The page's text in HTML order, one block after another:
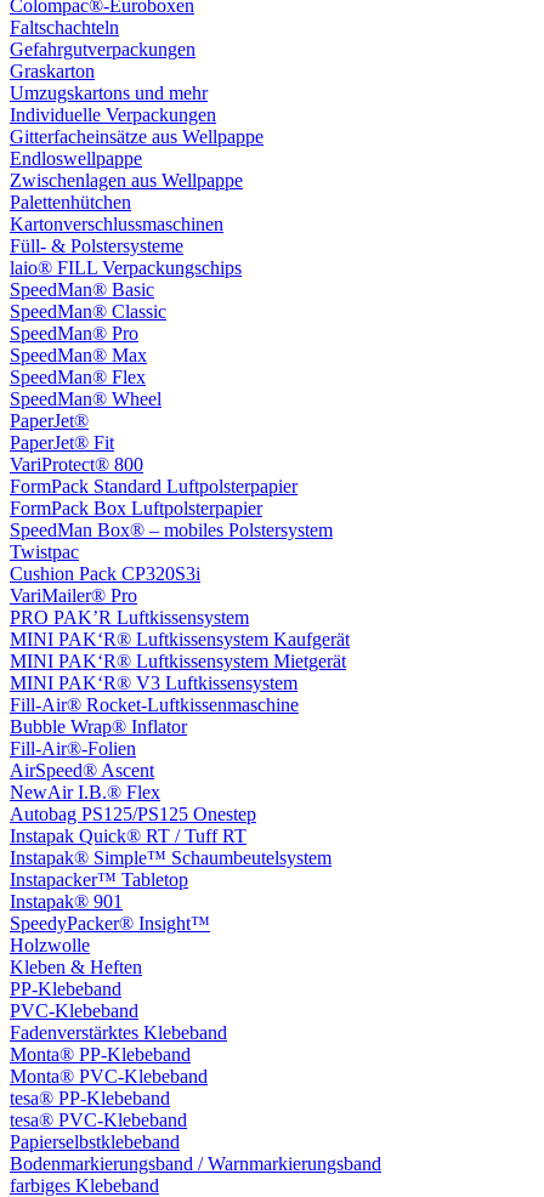
Colompac®-Euroboxen
Faltschachteln
Gefahrgutverpackungen
Graskarton
Umzugskartons und mehr
Individuelle Verpackungen
Gitterfacheinsätze aus Wellpappe
Endloswellpappe
Zwischenlagen aus Wellpappe
Palettenhütchen
Kartonverschlussmaschinen
Füll- & Polstersysteme
laio® FILL Verpackungschips
SpeedMan® Basic
SpeedMan® Classic
SpeedMan® Pro
SpeedMan® Max
SpeedMan® Flex
SpeedMan® Wheel
PaperJet®
PaperJet® Fit
VariProtect® 800
FormPack Standard Luftpolsterpapier
FormPack Box Luftpolsterpapier
SpeedMan Box® – mobiles Polstersystem
Twistpac
Cushion Pack CP320S3i
VariMailer® Pro
PRO PAK’R Luftkissensystem
MINI PAK‘R® Luftkissensystem Kaufgerät
MINI PAK‘R® Luftkissensystem Mietgerät
MINI PAK‘R® V3 Luftkissensystem
Fill-Air® Rocket-Luftkissenmaschine
Bubble Wrap® Inflator
Fill-Air®-Folien
AirSpeed® Ascent
NewAir I.B.® Flex
Autobag PS125/PS125 Onestep
Instapak Quick® RT / Tuff RT
Instapak® Simple™ Schaumbeutelsystem
Instapacker™ Tabletop
Instapak® 901
SpeedyPacker® Insight™
Holzwolle
Kleben & Heften
PP-Klebeband
PVC-Klebeband
Fadenverstärktes Klebeband
Monta® PP-Klebeband
Monta® PVC-Klebeband
tesa® PP-Klebeband
tesa® PVC-Klebeband
Papierselbstklebeband
Bodenmarkierungsband / Warnmarkierungsband
farbiges Klebeband